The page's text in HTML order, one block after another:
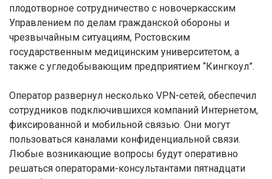
плодотворное сотрудничество с новочеркасским
Управлением по делам гражданской обороны и
чрезвычайным ситуациям, Ростовским
государственным медицинским университетом, а
также с угледобывающим предприятием “Кингкоул”.
Оператор развернул несколько VPN-сетей, обеспечил
сотрудников подключившихся компаний Интернетом,
фиксированной и мобильной связью. Они могут
пользоваться каналами конфиденциальной связи.
Любые возникающие вопросы будут оперативно
решаться операторами-консультантами пятнадцати